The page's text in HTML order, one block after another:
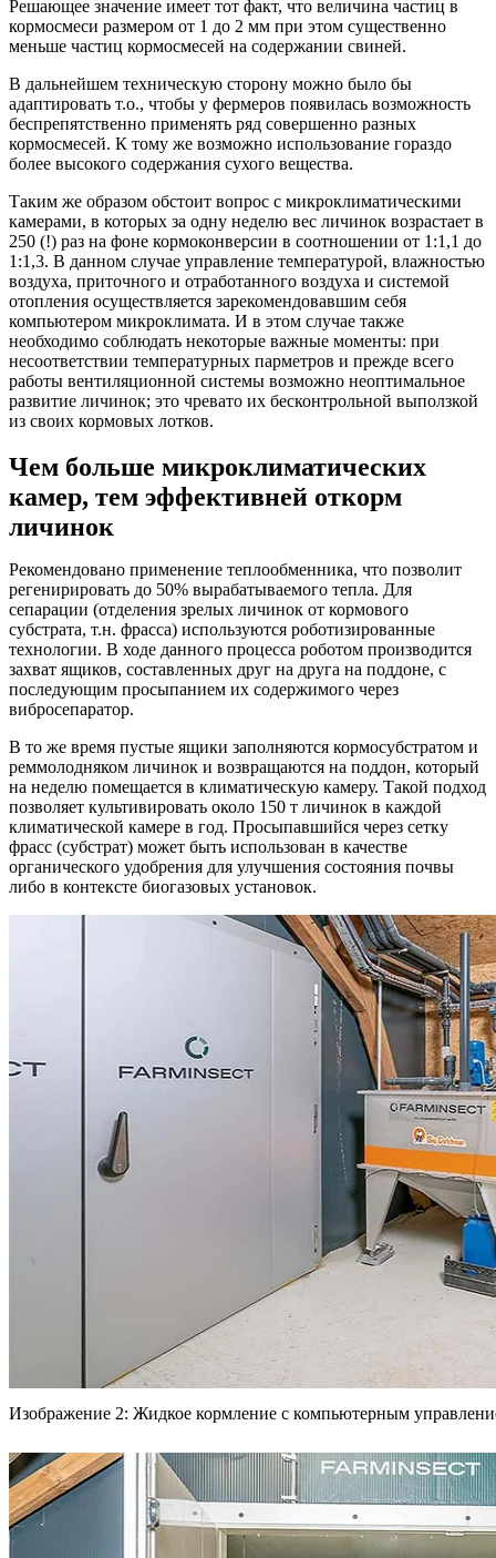
Решающее значение имеет тот факт, что величина частиц в
кормосмеси размером от 1 до 2 мм при этом существенно
меньше частиц кормосмесей на содержании свиней.
В дальнейшем техническую сторону можно было бы
адаптировать т.о., чтобы у фермеров появилась возможность
беспрепятственно применять ряд совершенно разных
кормосмесей. К тому же возможно использование гораздо
более высокого содержания сухого вещества.
Таким же образом обстоит вопрос с микроклиматическими
камерами, в которых за одну неделю вес личинок возрастает в
250 (!) раз на фоне кормоконверсии в соотношении от 1:1,1 до
1:1,3. В данном случае управление температурой, влажностью
воздуха, приточного и отработанного воздуха и системой
отопления осуществляется зарекомендовавшим себя
компьютером микроклимата. И в этом случае также
необходимо соблюдать некоторые важные моменты: при
несоответствии температурных парметров и прежде всего
работы вентиляционной системы возможно неоптимальное
развитие личинок; это чревато их бесконтрольной выползкой
из своих кормовых лотков.
Чем больше микроклиматических
камер, тем эффективней откорм
личинок
Рекомендовано применение теплообменника, что позволит
регенирировать до 50% вырабатываемого тепла. Для
сепарации (отделения зрелых личинок от кормового
субстрата, т.н. фрасса) используются роботизированные
технологии. В ходе данного процесса роботом производится
захват ящиков, составленных друг на друга на поддоне, с
последующим просыпанием их содержимого через
вибросепаратор.
В то же время пустые ящики заполняются кормосубстратом и
реммолодняком личинок и возвращаются на поддон, который
на неделю помещается в климатическую камеру. Такой подход
позволяет культивировать около 150 т личинок в каждой
климатической камере в год. Просыпавшийся через сетку
фрасс (субстрат) может быть использован в качестве
органического удобрения для улучшения состояния почвы
либо в контексте биогазовых установок.
Изображение 2: Жидкое кормление с компьютерным